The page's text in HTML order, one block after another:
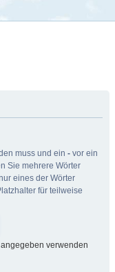
muss und ein - vor ein
Sie mehrere Wörter
eines der Wörter
für teilweise
verwenden